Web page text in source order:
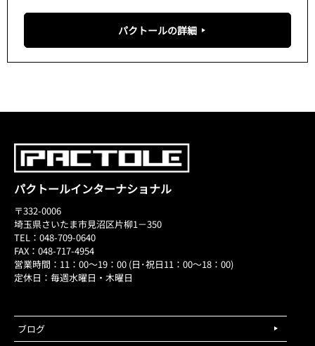
パクトールの詳細
パクトールインターナショナル
〒332-0006
埼玉県さいたま市見沼区片柳1－350
TEL：048-709-0640
FAX：048-717-4954
営業時間：11：00～19：00 (日･祝日11：00～18：00)
定休日：毎週水曜日・木曜日
ブログ